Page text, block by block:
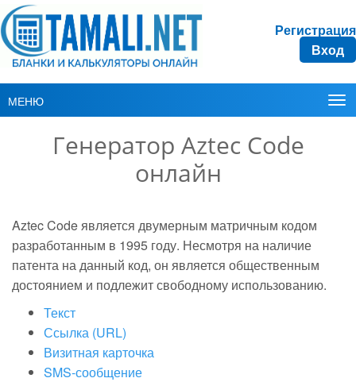
Регистрация
Вход
МЕНЮ
Генератор Aztec Code
онлайн
Aztec Code является двумерным матричным кодом
разработанным в 1995 году. Несмотря на наличие
патента на данный код, он является общественным
достоянием и подлежит свободному использованию.
Текст
Ссылка (URL)
Визитная карточка
SMS-сообщение